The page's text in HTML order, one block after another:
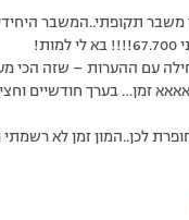
משבר תקופתי..המשבר
עם ההערות – שזה הכי
זמן… בערך חודשיים
לכן..המון זמן לא